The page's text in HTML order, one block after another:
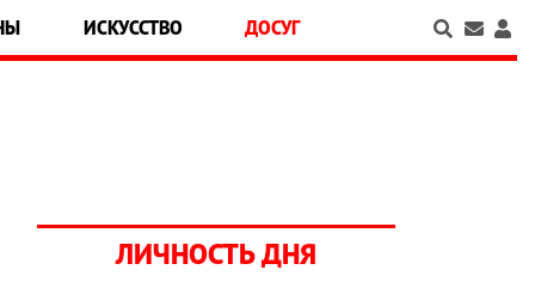
ИСКУССТВО ДОСУГ
ЛИЧНОСТЬ ДНЯ